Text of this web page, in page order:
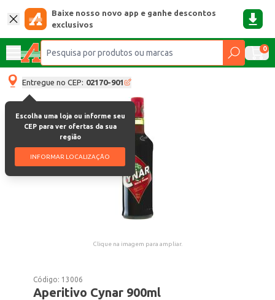
Baixe nosso novo app e ganhe descontos
exclusivos
0
Entregue no CEP: 02170-901
Escolha uma loja ou informe seu
CEP para ver ofertas da sua
região
INFORMAR LOCALIZAÇÃO
Clique na imagem para ampliar.
Código: 13006
Aperitivo Cynar 900ml